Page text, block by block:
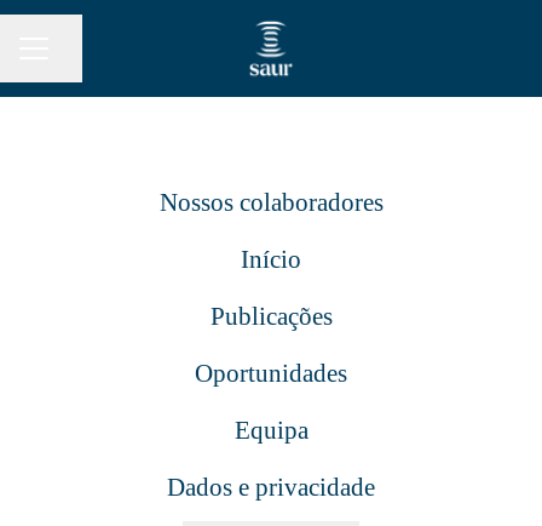
Nossos colaboradores
Início
Publicações
Oportunidades
Equipa
Dados e privacidade